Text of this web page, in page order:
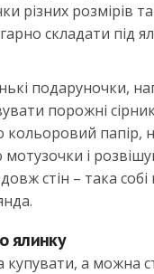
різних розмірів
складати під
подаруночки,
порожні
папір,
мотузочки і
стін – така
ялинку
а можна